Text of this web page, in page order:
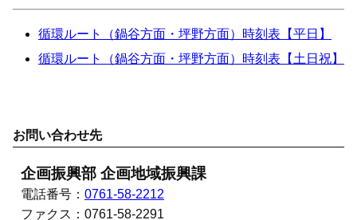
循環ルート（鍋谷方面・坪野方面）時刻表【平日】
循環ルート（鍋谷方面・坪野方面）時刻表【土日祝】
お問い合わせ先
企画振興部 企画地域振興課
電話番号： 0761-58-2212
ファクス： 0761-58-2291